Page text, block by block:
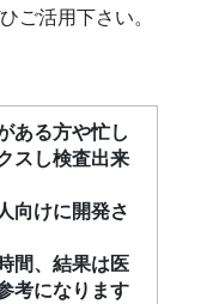
ご活用下さい。
ある方や忙し
スし検査出来
向けに開発さ
間、結果は医
考になります